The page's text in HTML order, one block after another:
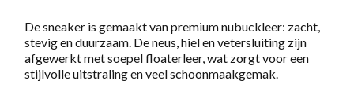
De sneaker is gemaakt van premium nubuckleer: zacht,
stevig en duurzaam. De neus, hiel en vetersluiting zijn
afgewerkt met soepel floaterleer, wat zorgt voor een
stijlvolle uitstraling en veel schoonmaakgemak.